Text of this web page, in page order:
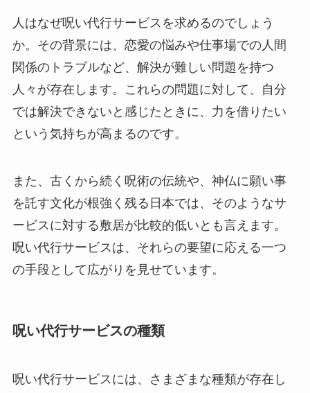
人はなぜ呪い代行サービスを求めるのでしょう
か。その背景には、恋愛の悩みや仕事場での人間
関係のトラブルなど、解決が難しい問題を持つ
人々が存在します。これらの問題に対して、自分
では解決できないと感じたときに、力を借りたい
という気持ちが高まるのです。
また、古くから続く呪術の伝統や、神仏に願い事
を託す文化が根強く残る日本では、そのようなサ
ービスに対する敷居が比較的低いとも言えます。
呪い代行サービスは、それらの要望に応える一つ
の手段として広がりを見せています。
呪い代行サービスの種類
呪い代行サービスには、さまざまな種類が存在し